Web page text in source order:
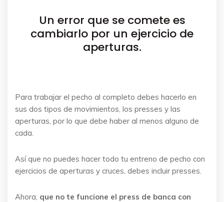
Un error que se comete es
cambiarlo por un ejercicio de
aperturas.
Para trabajar el pecho al completo debes hacerlo en
sus dos tipos de movimientos, los presses y las
aperturas, por lo que debe haber al menos alguno de
cada.
Así que no puedes hacer todo tu entreno de pecho con
ejercicios de aperturas y cruces, debes incluir presses.
Ahora, que no te funcione el press de banca con